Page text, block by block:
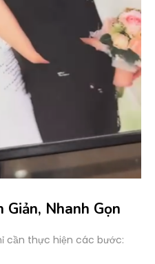
Nhanh Gọn
cần thực hiện các bước: